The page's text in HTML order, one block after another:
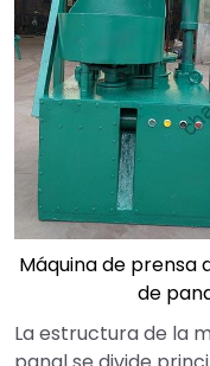
Máquina de prensa
de
La estructura de la